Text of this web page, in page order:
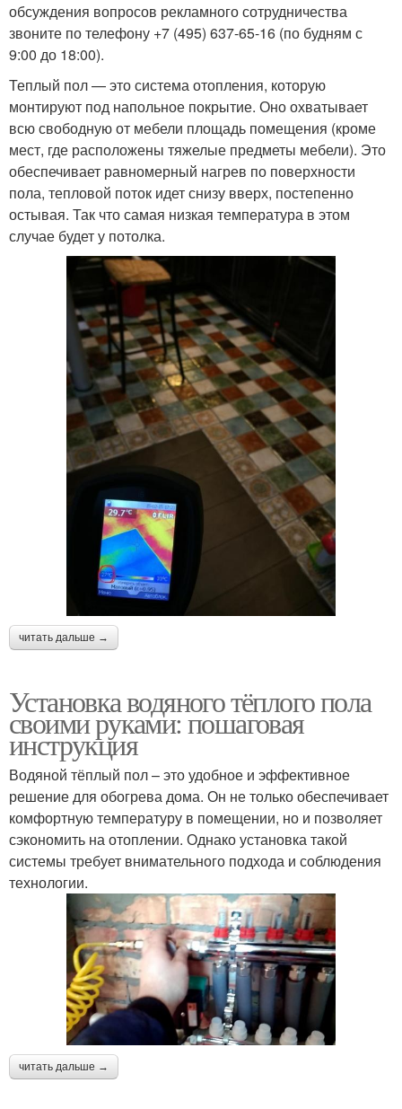
обсуждения вопросов рекламного сотрудничества
звоните по телефону +7 (495) 637-65-16 (по будням с
9:00 до 18:00).
Теплый пол — это система отопления, которую
монтируют под напольное покрытие. Оно охватывает
всю свободную от мебели площадь помещения (кроме
мест, где расположены тяжелые предметы мебели). Это
обеспечивает равномерный нагрев по поверхности
пола, тепловой поток идет снизу вверх, постепенно
остывая. Так что самая низкая температура в этом
случае будет у потолка.
читать дальше →
Установка водяного тёплого пола
своими руками: пошаговая
инструкция
Водяной тёплый пол – это удобное и эффективное
решение для обогрева дома. Он не только обеспечивает
комфортную температуру в помещении, но и позволяет
сэкономить на отоплении. Однако установка такой
системы требует внимательного подхода и соблюдения
технологии.
читать дальше →